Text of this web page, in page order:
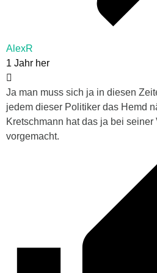
AlexR
1 Jahr her
Ja man muss sich ja in diesen
jedem dieser Politiker das Hemd
Kretschmann hat das ja bei seiner
vorgemacht.